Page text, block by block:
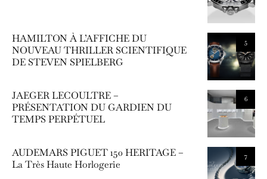
5
HAMILTON À L’AFFICHE DU
NOUVEAU THRILLER SCIENTIFIQUE
DE STEVEN SPIELBERG
6
JAEGER LECOULTRE –
PRÉSENTATION DU GARDIEN DU
TEMPS PERPÉTUEL
7
AUDEMARS PIGUET 150 HERITAGE –
La Très Haute Horlogerie